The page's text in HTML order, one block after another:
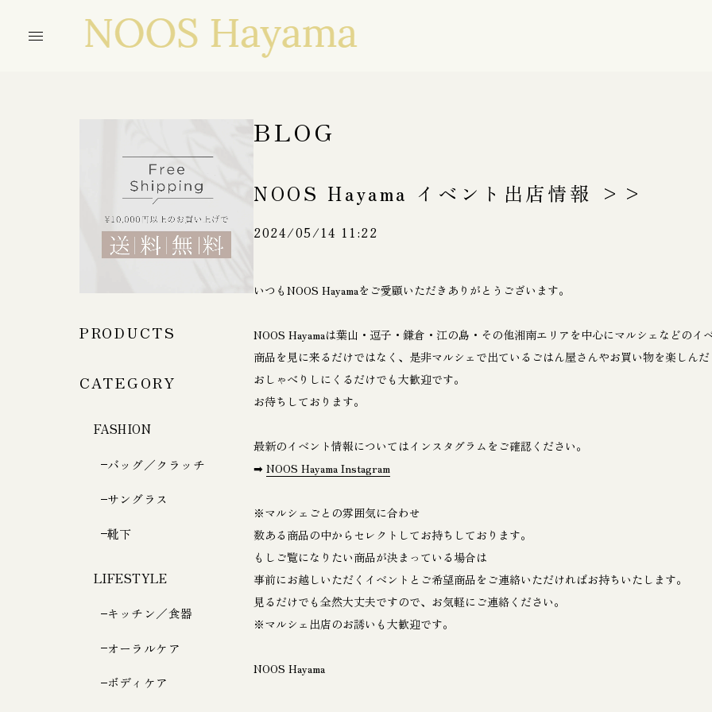
PRODUCTS
CATEGORY
FASHION
バッグ／クラッチ
サングラス
靴下
LIFESTYLE
キッチン／食器
オーラルケア
ボディケア
BLOG
NOOS Hayama イベント出店情報 >>
2024/05/14 11:22
いつもNOOS Hayamaをご愛顧いただきありがとうございます。
NOOS Hayamaは葉山・逗子・鎌倉・江の島・その他湘南エリアを中心にマルシェなどのイ
商品を見に来るだけではなく、是非マルシェで出ているごはん屋さんやお買い物を楽しん
おしゃべりしにくるだけでも大歓迎です。
お待ちしております。
最新のイベント情報についてはインスタグラムをご確認ください。
➡NOOS Hayama Instagram
※マルシェごとの雰囲気に合わせ
数ある商品の中からセレクトしてお持ちしております。
もしご覧になりたい商品が決まっている場合は
事前にお越しいただくイベントとご希望商品をご連絡いただければお持ちいたします。
見るだけでも全然大丈夫ですので、お気軽にご連絡ください。
※マルシェ出店のお誘いも大歓迎です。
NOOS Hayama